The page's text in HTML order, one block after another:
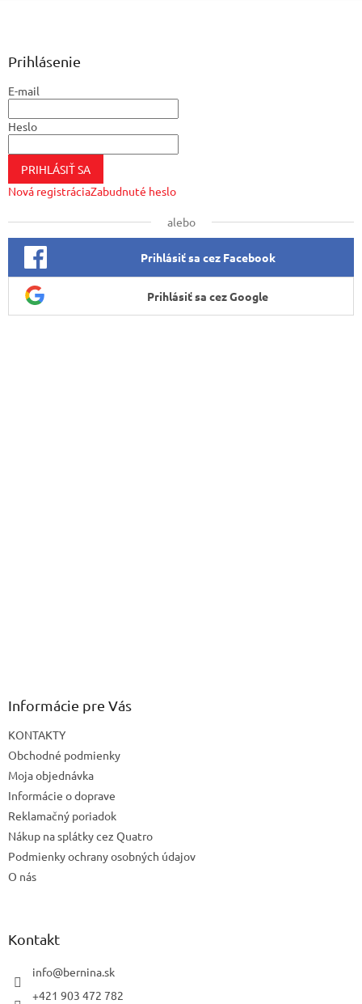
Prihlásenie
E-mail
Heslo
PRIHLÁSIŤ SA
Nová registráciaZabudnuté heslo
alebo
Prihlásiť sa cez Facebook
Prihlásiť sa cez Google
Informácie pre Vás
KONTAKTY
Obchodné podmienky
Moja objednávka
Informácie o doprave
Reklamačný poriadok
Nákup na splátky cez Quatro
Podmienky ochrany osobných údajov
O nás
Kontakt
info@bernina.sk
+421 903 472 782